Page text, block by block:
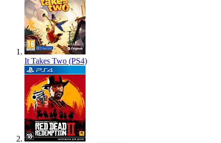
It Takes Two (PS4)